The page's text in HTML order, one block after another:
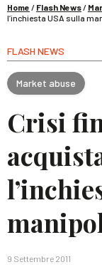
Home / Flash News/
l’inchiesta USA sulla
FLASH NEWS
Market abuse
Crisi
9 Settembre 2011